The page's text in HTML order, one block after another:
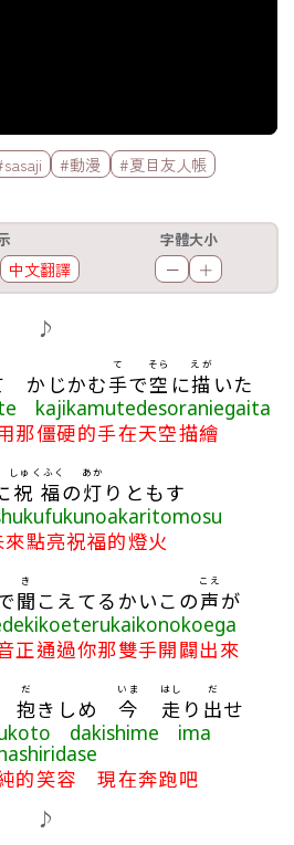
#動漫
#夏目友人帳
中文翻譯
字體大小
－ ＋
♪
かじかむ手
て
で空
そら
に描
えが
いた
kajikamutedesoraniegaita
僵硬的手在天空描繪
祝福
しゅくふく
の灯
あか
りともす
點亮祝福的燈火
聞
き
こえてるかいこの声
こえ
が
通過你那雙手開闢出來
抱
だ
きしめ今
いま
走
はし
り 出
だ
せ
dakishime ima
的笑容 現在奔跑吧
♪